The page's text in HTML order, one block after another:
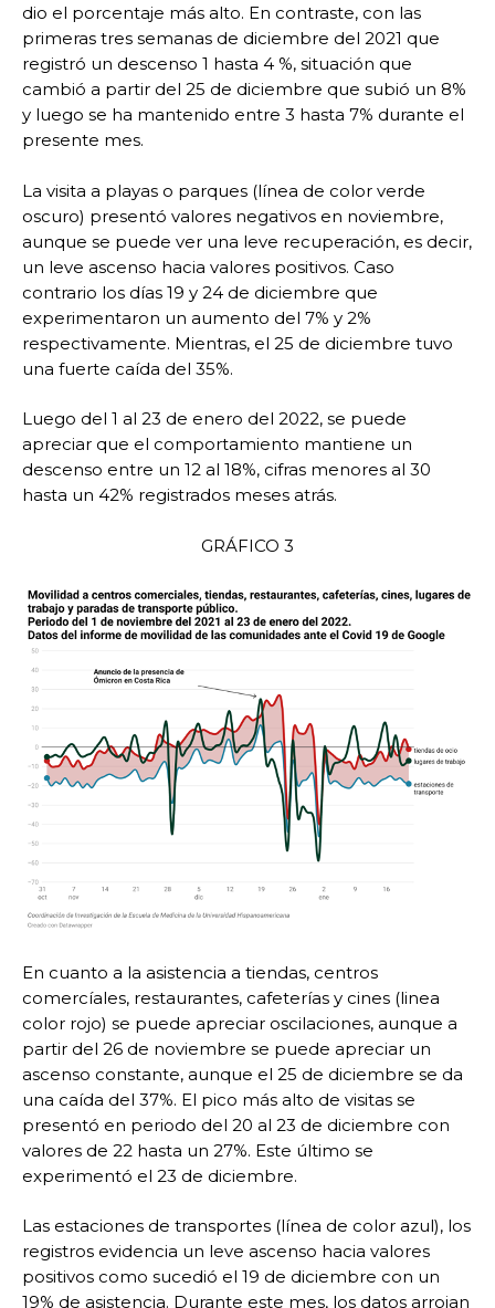
dio el porcentaje más alto. En contraste, con las
primeras tres semanas de diciembre del 2021 que
registró un descenso 1 hasta 4 %, situación que
cambió a partir del 25 de diciembre que subió un 8%
y luego se ha mantenido entre 3 hasta 7% durante el
presente mes.
La visita a playas o parques (línea de color verde
oscuro) presentó valores negativos en noviembre,
aunque se puede ver una leve recuperación, es decir,
un leve ascenso hacia valores positivos. Caso
contrario los días 19 y 24 de diciembre que
experimentaron un aumento del 7% y 2%
respectivamente. Mientras, el 25 de diciembre tuvo
una fuerte caída del 35%.
Luego del 1 al 23 de enero del 2022, se puede
apreciar que el comportamiento mantiene un
descenso entre un 12 al 18%, cifras menores al 30
hasta un 42% registrados meses atrás.
GRÁFICO 3
En cuanto a la asistencia a tiendas, centros
comercíales, restaurantes, cafeterías y cines (linea
color rojo) se puede apreciar oscilaciones, aunque a
partir del 26 de noviembre se puede apreciar un
ascenso constante, aunque el 25 de diciembre se da
una caída del 37%. El pico más alto de visitas se
presentó en periodo del 20 al 23 de diciembre con
valores de 22 hasta un 27%. Este último se
experimentó el 23 de diciembre.
Las estaciones de transportes (línea de color azul), los
registros evidencia un leve ascenso hacia valores
positivos como sucedió el 19 de diciembre con un
19% de asistencia. Durante este mes, los datos arrojan